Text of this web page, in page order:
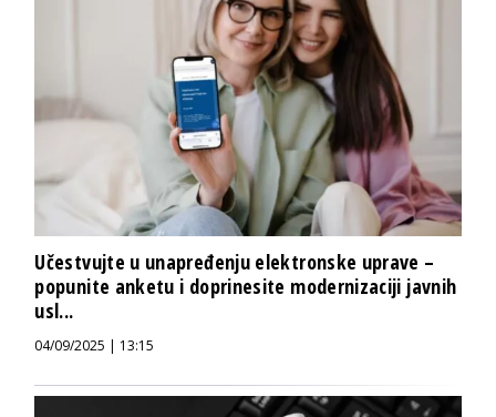
Učestvujte u unapređenju elektronske uprave –
popunite anketu i doprinesite modernizaciji javnih
usl...
04/09/2025 | 13:15